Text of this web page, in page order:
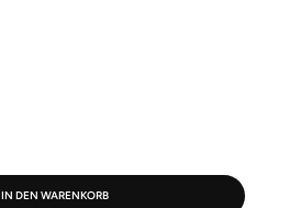
IN DEN WARENKORB